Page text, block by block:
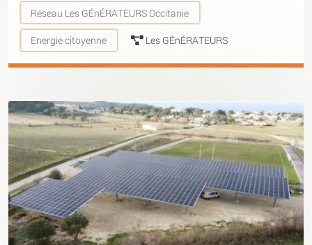
Réseau Les GÉnÉRATEURS Occitanie
Energie citoyenne Les GÉnÉRATEURS